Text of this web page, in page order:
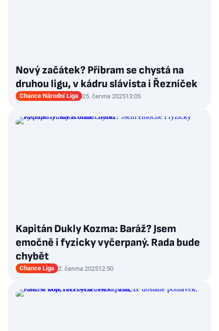
Nový začátek? Příbram se chystá na
druhou ligu, v kádru slávista i Řezníček
Chance Národní Liga 25. června 202513:05
Kapitán Dukly Kozma: Baráž? Jsem
emočně i fyzicky vyčerpaný. Rada bude
chybět
Chance Liga 2. června 202512:50